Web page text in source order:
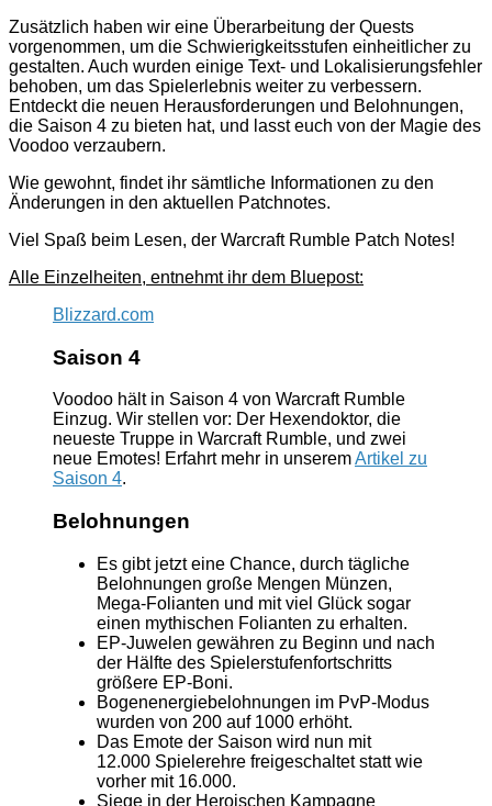
Zusätzlich haben wir eine Überarbeitung der Quests
vorgenommen, um die Schwierigkeitsstufen einheitlicher zu
gestalten. Auch wurden einige Text- und Lokalisierungsfehler
behoben, um das Spielerlebnis weiter zu verbessern.
Entdeckt die neuen Herausforderungen und Belohnungen,
die Saison 4 zu bieten hat, und lasst euch von der Magie des
Voodoo verzaubern.
Wie gewohnt, findet ihr sämtliche Informationen zu den
Änderungen in den aktuellen Patchnotes.
Viel Spaß beim Lesen, der Warcraft Rumble Patch Notes!
Alle Einzelheiten, entnehmt ihr dem Bluepost:
Blizzard.com
Saison 4
Voodoo hält in Saison 4 von Warcraft Rumble
Einzug. Wir stellen vor: Der Hexendoktor, die
neueste Truppe in Warcraft Rumble, und zwei
neue Emotes! Erfahrt mehr in unseremArtikel zu
Saison 4.
Belohnungen
Es gibt jetzt eine Chance, durch tägliche
Belohnungen große Mengen Münzen,
Mega-Folianten und mit viel Glück sogar
einen mythischen Folianten zu erhalten.
EP-Juwelen gewähren zu Beginn und nach
der Hälfte des Spielerstufenfortschritts
größere EP-Boni.
Bogenenergiebelohnungen im PvP-Modus
wurden von 200 auf 1000 erhöht.
Das Emote der Saison wird nun mit
12.000 Spielerehre freigeschaltet statt wie
vorher mit 16.000.
Siege in der Heroischen Kampagne